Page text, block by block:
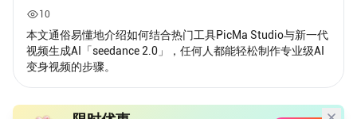
10
本文通俗易懂地介绍如何结合热门工具PicMa Studio与新一代
视频生成AI「seedance 2.0」，任何人都能轻松制作专业级AI
变身视频的步骤。